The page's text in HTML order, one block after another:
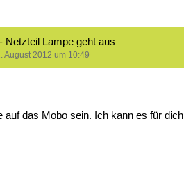
Netzteil Lampe geht aus
August 2012 um 10:49
auf das Mobo sein. Ich kann es für